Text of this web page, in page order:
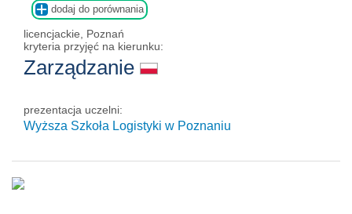
dodaj do porównania
licencjackie, Poznań
kryteria przyjęć na kierunku:
Zarządzanie
prezentacja uczelni:
Wyższa Szkoła Logistyki w Poznaniu